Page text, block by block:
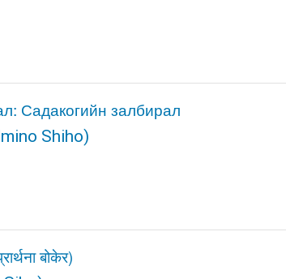
Садакогийн залбирал
Shiho)
बोकेर)